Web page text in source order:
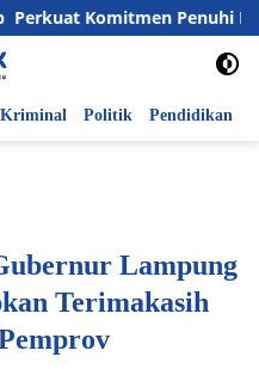
Penuhi Hak dan
Politik Pendidikan
Lampung
Terimakasih